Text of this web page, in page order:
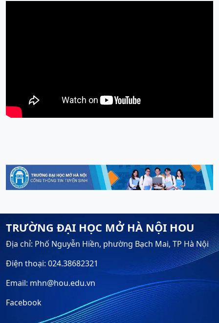
TRƯỜNG ĐẠI HỌC MỞ HÀ NỘI HOU
Địa chỉ: Phố Nguyễn Hiền, phường Bạch Mai, TP Hà Nội
Điện thoại: 024.38682321
Email: mhn@hou.edu.vn
Facebook